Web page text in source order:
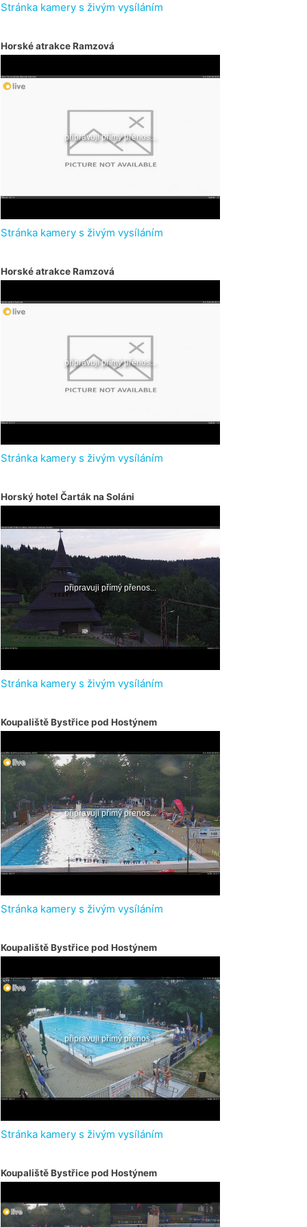
Stránka kamery s živým vysíláním
Horské atrakce Ramzová
Stránka kamery s živým vysíláním
Horské atrakce Ramzová
Stránka kamery s živým vysíláním
Horský hotel Čarták na Soláni
Stránka kamery s živým vysíláním
Koupaliště Bystřice pod Hostýnem
Stránka kamery s živým vysíláním
Koupaliště Bystřice pod Hostýnem
Stránka kamery s živým vysíláním
Koupaliště Bystřice pod Hostýnem